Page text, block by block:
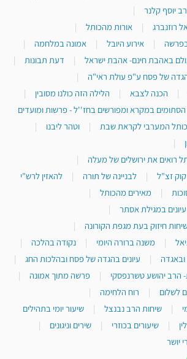
יוסף קלנר
|
רוזנברג
| אורות מהכותל
|
| אירוע היובל | אמונה במלחמה
|
עולם באהבת חינם- אהבת ישראל | דעת תבונות
|
של פסח ע"פ עולת ראי"ה
|
| הכנה לצבא | הלילה הזה כולנו מסובין
|
הסתומים במקרא ומפורשים בחז''ל - פרשות ומועדים
המערבי לקראת שבת | וטהר ליבנו
|
|
רואים את ירושלים של מעלה
|
זצ"ל
| לבניינה של תורה |
להאזין לרש"י
| מאירים מהכותל
|
במגילת אסתר
|
חיזוק בעת מגפת הקורונה
|
| משנה ברורה היומי | נקודה בהלכה
|
| עיונים בהגדה של פסח ובהלכות החג
|
הרב יהושע טשרנפסקי | פרשה מתוך אמונה
|
לשלום | רוח הלחימה
|
| שיחות הרב נבנצל |
שיעור יומי בתהילים
| שיעורים בכוזרי | שירים וניגונים
|
יושר